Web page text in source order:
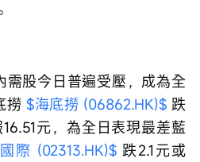
需股今日普遍受壓，成為全
撈 $海底撈 (06862.HK)$ 跌
元，為全日表現最差藍
際 (02313.HK)$ 跌2.1元或